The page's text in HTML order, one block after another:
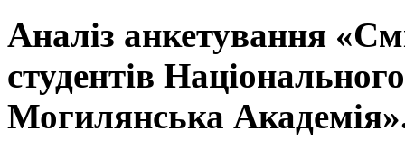
Аналіз анкетування
студентів
Могилянська